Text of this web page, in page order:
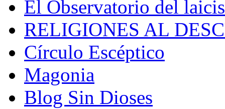
El Observatorio del
RELIGIONES AL
Círculo Escéptico
Magonia
Blog Sin Dioses